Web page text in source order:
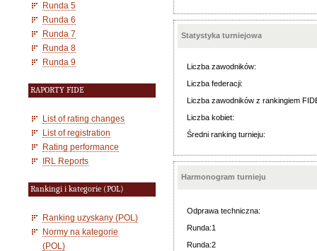
Runda 5
Runda 6
Runda 7
Runda 8
Runda 9
RAPORTY FIDE
List of rating changes
List of registration
Rating performance
IRL Reports
Rankingi i kategorie (POL)
Ranking uzyskany (POL)
Normy na kategorie
(POL)
Statystyka turniejowa
Liczba zawodników:
Liczba federacji:
Liczba zawodników z rankingiem
Liczba kobiet:
Średni ranking turnieju:
Harmonogram turnieju
Odprawa techniczna:
Runda:1
Runda:2